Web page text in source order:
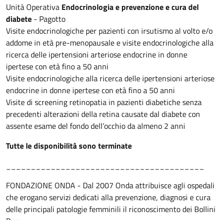
Unità Operativa Endocrinologia e prevenzione e cura del
diabete - Pagotto
Visite endocrinologiche per pazienti con irsutismo al volto e/o
addome in età pre-menopausale e visite endocrinologiche alla
ricerca delle ipertensioni arteriose endocrine in donne
ipertese con età fino a 50 anni
Visite endocrinologiche alla ricerca delle ipertensioni arteriose
endocrine in donne ipertese con età fino a 50 anni
Visite di screening retinopatia in pazienti diabetiche senza
precedenti alterazioni della retina causate dal diabete con
assente esame del fondo dell’occhio da almeno 2 anni
Tutte le disponibilità sono terminate
FONDAZIONE ONDA - Dal 2007 Onda attribuisce agli ospedali
che erogano servizi dedicati alla prevenzione, diagnosi e cura
delle principali patologie femminili il riconoscimento dei Bollini